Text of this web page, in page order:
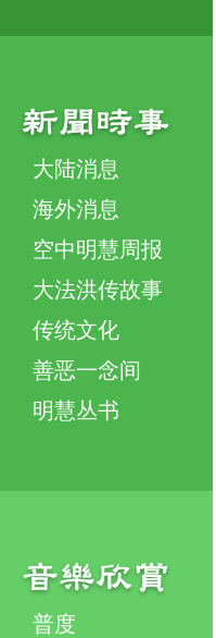
大陆消息
海外消息
空中明慧周报
大法洪传故事
传统文化
善恶一念间
明慧丛书
普度